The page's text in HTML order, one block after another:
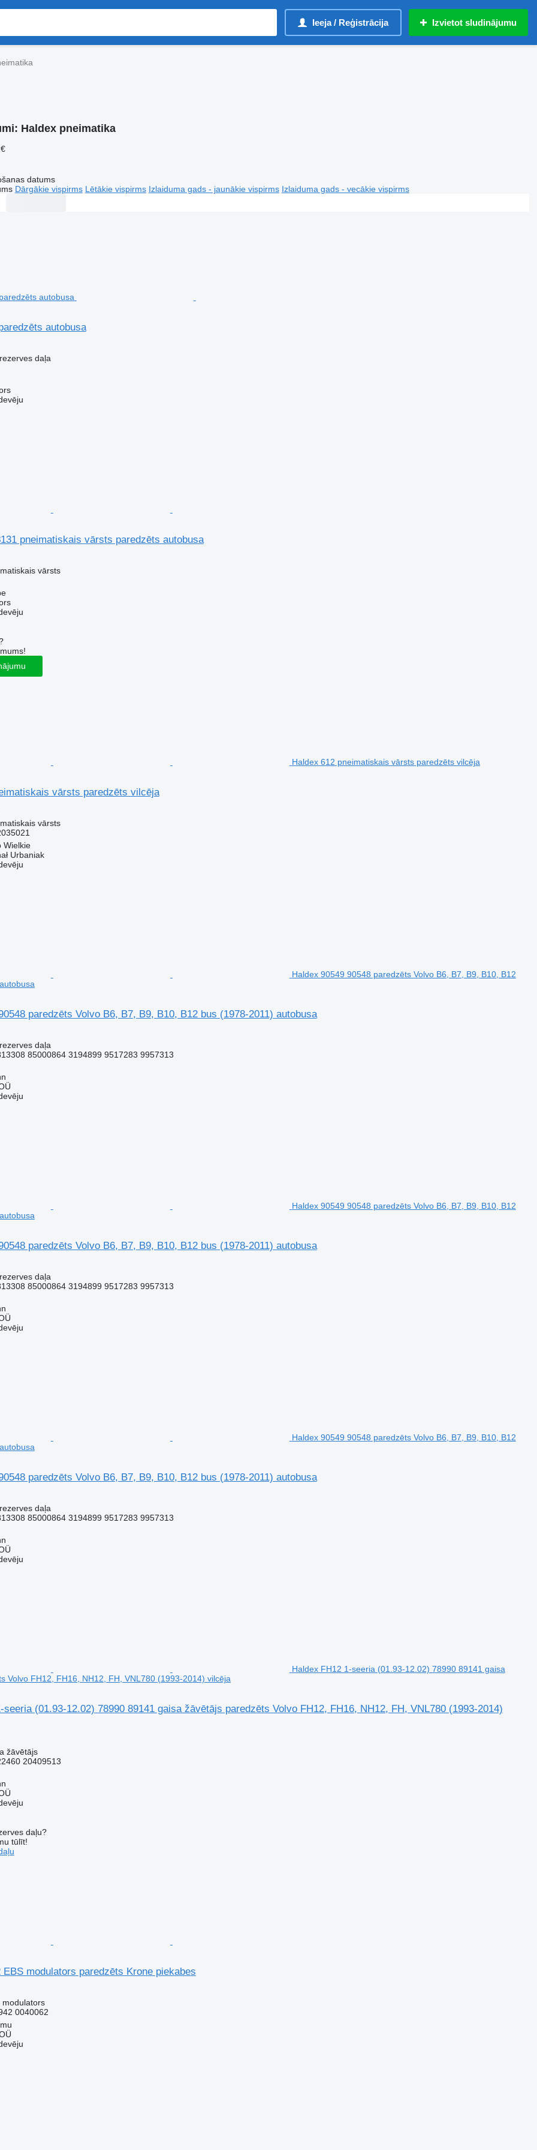
Ieeja / Reģistrācija Izvietot sludinājumu
Haldex pneimatika
datums
Dārgākie vispirms Lētākie vispirms Izlaiduma gads - jaunākie vispirms Izlaiduma gads - vecākie vispirms
autobusa
daļa
pneimatiskais vārsts paredzēts autobusa
vārsts
Haldex 612 pneimatiskais vārsts paredzēts vilcēja
vārsts paredzēts vilcēja
vārsts
Wielkie
Urbaniak
Haldex 90549 90548 paredzēts Volvo B6, B7, B9, B10, B12
paredzēts Volvo B6, B7, B9, B10, B12 bus (1978-2011) autobusa
daļa
85000864 3194899 9517283 9957313
Haldex 90549 90548 paredzēts Volvo B6, B7, B9, B10, B12
paredzēts Volvo B6, B7, B9, B10, B12 bus (1978-2011) autobusa
daļa
85000864 3194899 9517283 9957313
Haldex 90549 90548 paredzēts Volvo B6, B7, B9, B10, B12
paredzēts Volvo B6, B7, B9, B10, B12 bus (1978-2011) autobusa
daļa
85000864 3194899 9517283 9957313
Haldex FH12 1-seeria (01.93-12.02) 78990 89141 gaisa
Volvo FH12, FH16, NH12, FH, VNL780 (1993-2014) vilcēja
seeria (01.93-12.02) 78990 89141 gaisa žāvētājs paredzēts Volvo FH12, FH16, NH12, FH, VNL780 (1993-2014)
žāvētājs
20409513
daļu?
tūlīt!
EBS modulators paredzēts Krone piekabes
modulators
0040062